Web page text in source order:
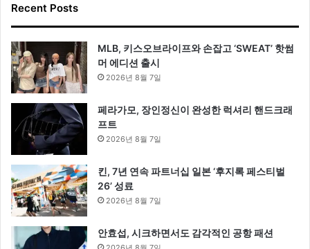
Recent Posts
MLB, 키스오브라이프와 손잡고 ‘SWEAT’ 핫썸
머 에디션 출시
2026년 8월 7일
페라가모, 장인정신이 완성한 럭셔리 핸드크래
프트
2026년 8월 7일
킨, 7년 연속 파트너십 일본 ‘후지록 페스티벌
26’ 성료
2026년 8월 7일
안효섭, 시크하면서도 감각적인 공항 패션